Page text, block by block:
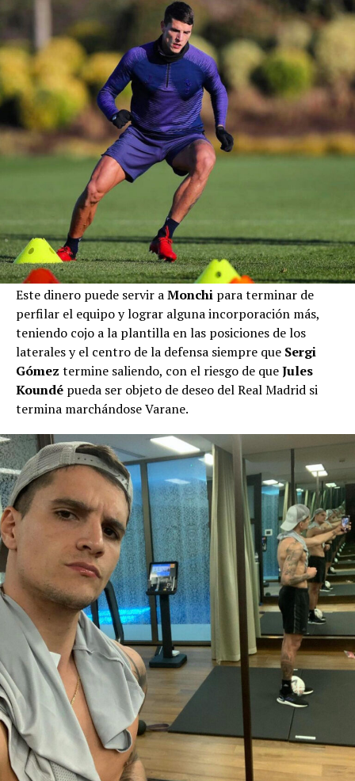
Este dinero puede servir aMonchi para terminar de
perfilar el equipo y lograr alguna incorporación más,
teniendo cojo a la plantilla en las posiciones de los
laterales y el centro de la defensa siempre que Sergi
Gómez termine saliendo, con el riesgo de queJules
Koundé pueda ser objeto de deseo del Real Madrid si
termina marchándose Varane.